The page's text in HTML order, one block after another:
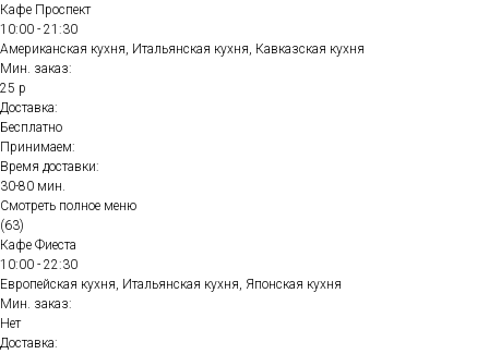
Кафе Проспект
10:00 - 21:30
Американская кухня, Итальянская кухня, Кавказская кухня
Мин. заказ:
25 р
Доставка:
Бесплатно
Принимаем:
Время доставки:
30-80 мин.
Смотреть полное меню
(63)
Кафе Фиеста
10:00 - 22:30
Европейская кухня, Итальянская кухня, Японская кухня
Мин. заказ:
Нет
Доставка: